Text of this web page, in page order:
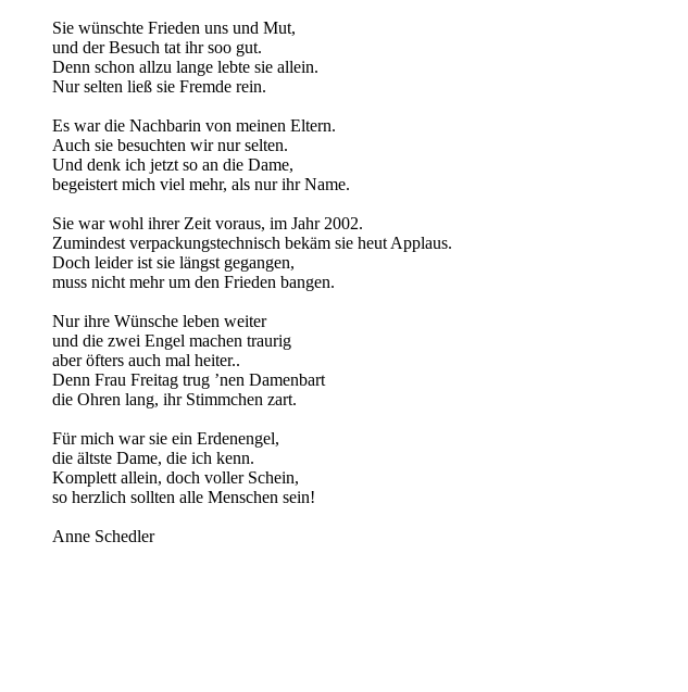
Sie wünschte Frieden uns und Mut,
und der Besuch tat ihr soo gut.
Denn schon allzu lange lebte sie allein.
Nur selten ließ sie Fremde rein.
Es war die Nachbarin von meinen Eltern.
Auch sie besuchten wir nur selten.
Und denk ich jetzt so an die Dame,
begeistert mich viel mehr, als nur ihr Name.
Sie war wohl ihrer Zeit voraus, im Jahr 2002.
Zumindest verpackungstechnisch bekäm sie heut Applaus.
Doch leider ist sie längst gegangen,
muss nicht mehr um den Frieden bangen.
Nur ihre Wünsche leben weiter
und die zwei Engel machen traurig
aber öfters auch mal heiter..
Denn Frau Freitag trug ’nen Damenbart
die Ohren lang, ihr Stimmchen zart.
Für mich war sie ein Erdenengel,
die ältste Dame, die ich kenn.
Komplett allein, doch voller Schein,
so herzlich sollten alle Menschen sein!
Anne Schedler